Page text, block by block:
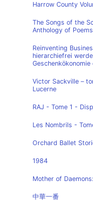
Harrow County
The Songs of the
Anthology of
Reinventing
hierarchiefrei
Victor Sackville –
Lucerne
RAJ - Tome 1 -
Les Nombrils -
Orchard Ballet
1984
Mother of
中華一番